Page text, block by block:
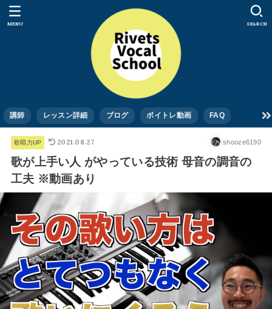
講師 レッスン詳細 ブログ ボイトレ動画 FAQ
SEARCH
MENU
歌唱力UP 2021.08.27 shooze6190
歌が上手い人 がやっている技術 母音の調音の
工夫 ※動画あり